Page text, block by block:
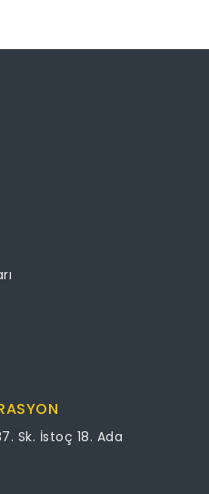
Sk. İstoç 18. Ada